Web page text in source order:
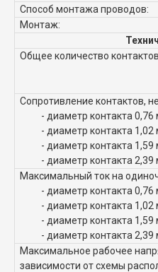
Способ монтажа проводов:
Монтаж:
Общее количество
Сопротивление контактов,
- диаметр контакта 0,76
- диаметр контакта 1,02
- диаметр контакта 1,59
- диаметр контакта 2,39
Максимальный ток на
- диаметр контакта 0,76
- диаметр контакта 1,02
- диаметр контакта 1,59
- диаметр контакта 2,39
Максимальное рабочее
зависимости от схемы